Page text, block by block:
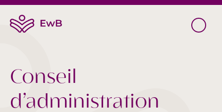
Conseil
d’administration